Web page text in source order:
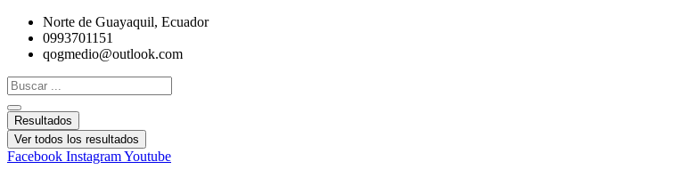
contenido
Norte de Guayaquil, Ecuador
0993701151
qogmedio@outlook.com
Search
...
Resultados
Ver todos los resultados
Facebook InstagramYoutube